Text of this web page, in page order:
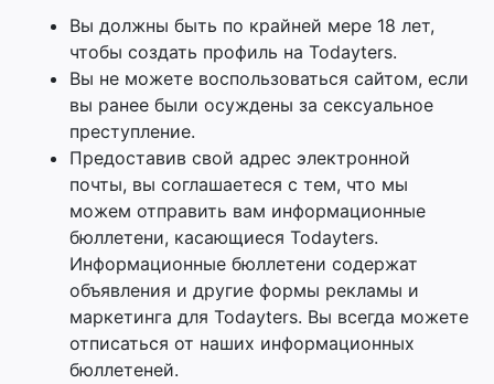
Вы должны быть по крайней мере 18 лет,
чтобы создать профиль на Todayters.
Вы не можете воспользоваться сайтом, если
вы ранее были осуждены за сексуальное
преступление.
Предоставив свой адрес электронной
почты, вы соглашаетеся с тем, что мы
можем отправить вам информационные
бюллетени, касающиеся Todayters.
Информационные бюллетени содержат
объявления и другие формы рекламы и
маркетинга для Todayters. Вы всегда можете
отписаться от наших информационных
бюллетеней.